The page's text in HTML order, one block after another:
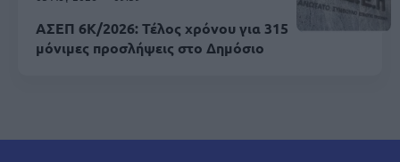
ΑΣΕΠ 6Κ/2026: Τέλος χρόνου για 315
μόνιμες προσλήψεις στο Δημόσιο